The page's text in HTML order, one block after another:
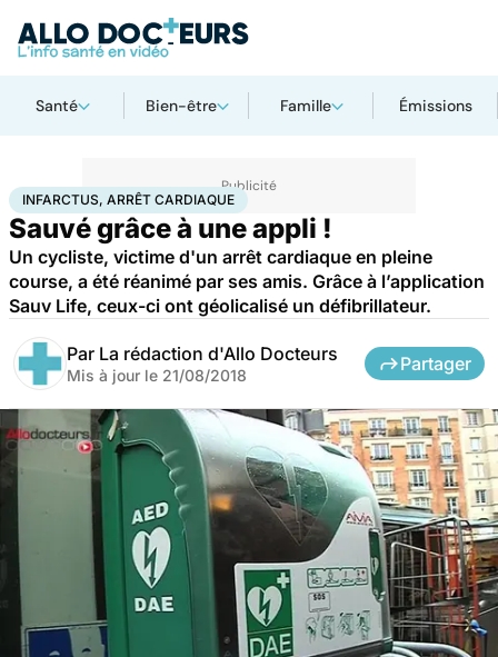
Santé Bien-être Famille Émissions
AccueilSanté Infarctus, arrêt cardiaque
INFARCTUS, ARRÊT CARDIAQUE
Sauvé grâce à une appli !
Un cycliste, victime d'un arrêt cardiaque en pleine
course, a été réanimé par ses amis. Grâce à l’application
Sauv Life, ceux-ci ont géolicalisé un défibrillateur.
Par La rédaction d'Allo Docteurs
Mis à jour le 21/08/2018
Partager